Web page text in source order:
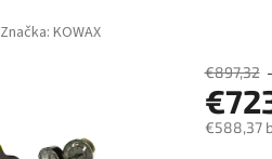
Značka: KOWAX
€897,32
€588,37